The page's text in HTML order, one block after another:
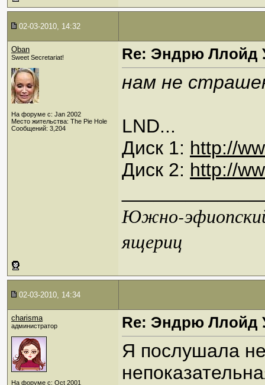
02-03-2010, 14:32
Oban
Sweet Secretariat!
На форуме с: Jan 2002
Место жительства: The Pie Hole
Сообщений: 3,204
Re: Эндрю Ллойд
нам не
LND...
Диск 1: http://
Диск 2: http://
Южно-эфиопский
ящериц
02-03-2010, 14:34
charisma
администратор
На форуме с: Oct 2001
Re: Эндрю Ллойд
Я послушала